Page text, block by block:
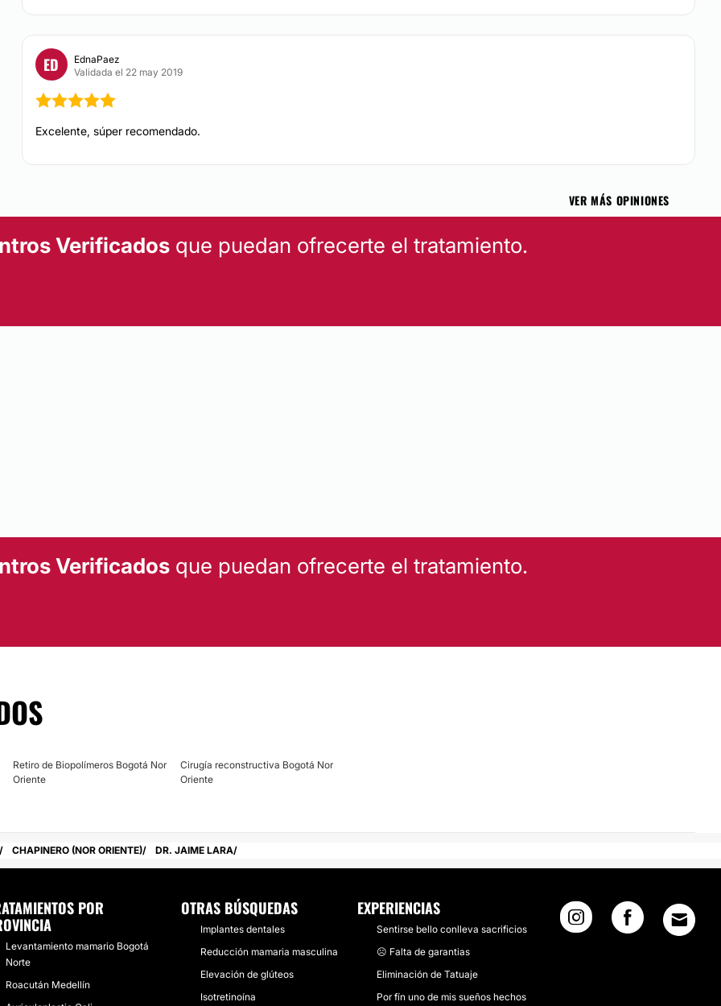
ED
EdnaPaez
Validada el 22 may 2019
Excelente, súper recomendado.
VER MÁS OPINIONES
Verificadosque puedan ofrecerte el tratamiento.
Verificadosque puedan ofrecerte el tratamiento.
Retiro de Biopolímeros Bogotá Nor
Oriente
Cirugía reconstructiva Bogotá Nor
Oriente
CHAPINERO (NOR ORIENTE) DR. JAIME LARA
POR
Levantamiento mamario Bogotá
Norte
Roacután Medellín
OTRAS BÚSQUEDAS
Implantes dentales
Reducción mamaria masculina
Elevación de glúteos
Isotretinoína
EXPERIENCIAS
Sentirse bello conlleva sacrificios
☹️ Falta de garantias
Eliminación de Tatuaje
Por fín uno de mis sueños hechos